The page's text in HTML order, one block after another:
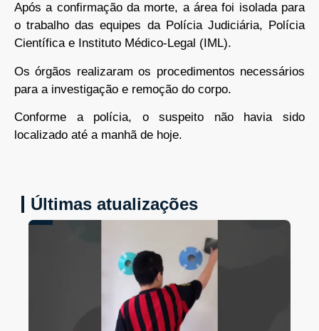
Após a confirmação da morte, a área foi isolada para
o trabalho das equipes da Polícia Judiciária, Polícia
Científica e Instituto Médico-Legal (IML).
Os órgãos realizaram os procedimentos necessários
para a investigação e remoção do corpo.
Conforme a polícia, o suspeito não havia sido
localizado até a manhã de hoje.
Últimas atualizações